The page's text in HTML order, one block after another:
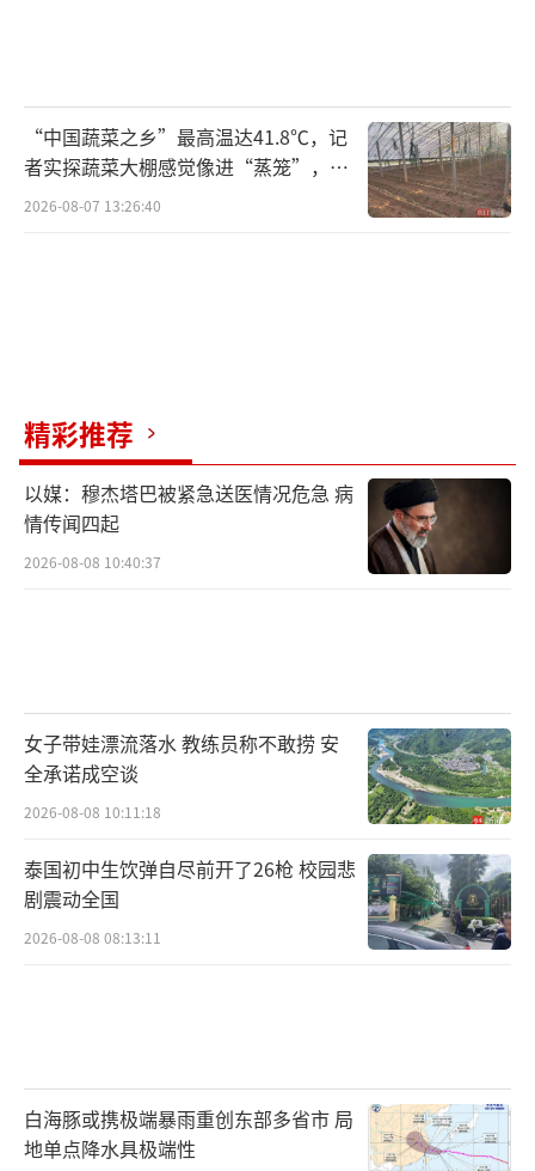
“中国蔬菜之乡”最高温达41.8℃，记
者实探蔬菜大棚感觉像进“蒸笼”，有
村民称只能凌晨两点起来干活
2026-08-07 13:26:40
精彩推荐
以媒：穆杰塔巴被紧急送医情况危急 病
情传闻四起
2026-08-08 10:40:37
女子带娃漂流落水 教练员称不敢捞 安
全承诺成空谈
2026-08-08 10:11:18
泰国初中生饮弹自尽前开了26枪 校园悲
剧震动全国
2026-08-08 08:13:11
白海豚或携极端暴雨重创东部多省市 局
地单点降水具极端性